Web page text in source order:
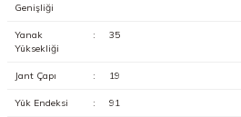
Genişliği
Yanak
Yüksekliği
: 35
Jant Çapı : 19
Yük Endeksi : 91